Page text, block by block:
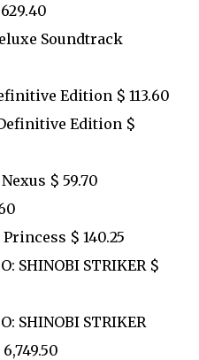
Soundtrack
Edition $ 113.60
Edition $
$ 59.70
$ 140.25
SHINOBI STRIKER $
SHINOBI STRIKER